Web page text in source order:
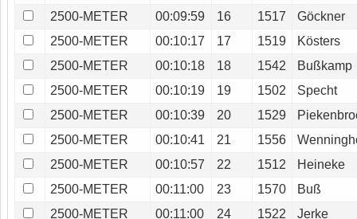
2500-METER
00:09:59 16 1517
Göckner
2500-METER
00:10:17 17 1519
Kösters
2500-METER
00:10:18 18 1542
Bußkamp
2500-METER
00:10:19 19 1502
Specht
2500-METER
00:10:39 20 1529
2500-METER
00:10:41 21 1556
2500-METER
00:10:57 22 1512
Heineke
2500-METER
00:11:00 23 1570
Buß
2500-METER
00:11:00 24 1522
Jerke